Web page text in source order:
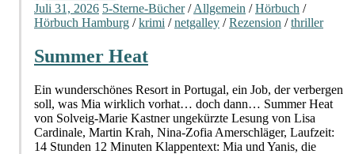
Juli 31, 2026 5-Sterne-Bücher/Allgemein /Hörbuch /
Hörbuch Hamburg /krimi /netgalley /Rezension /thriller
Summer Heat
Ein wunderschönes Resort in Portugal, ein Job, der verbergen
soll, was Mia wirklich vorhat… doch dann… Summer Heat
von Solveig-Marie Kastner ungekürzte Lesung von Lisa
Cardinale, Martin Krah, Nina-Zofia Amerschläger, Laufzeit:
14 Stunden 12 Minuten Klappentext: Mia und Yanis, die